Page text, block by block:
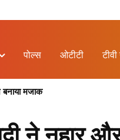
पोल्स ओटीटी
मजाक